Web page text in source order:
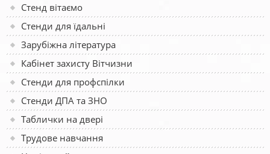
Стенд вітаємо
Стенди для їдальні
Зарубіжна література
Кабінет захисту Вітчизни
Стенди для профспілки
Стенди ДПА та ЗНО
Таблички на двері
Трудове навчання